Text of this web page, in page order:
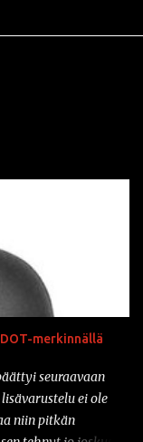
merkinnällä
seuraavaan
ei ole
niin pitkän